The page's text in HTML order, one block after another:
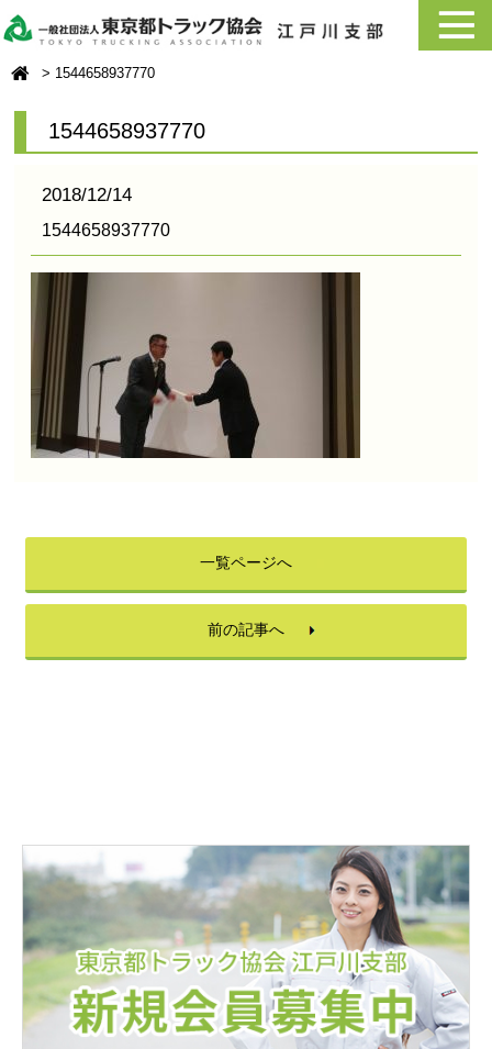
1544658937770
1544658937770
2018/12/14
1544658937770
一覧ページへ
前の記事へ